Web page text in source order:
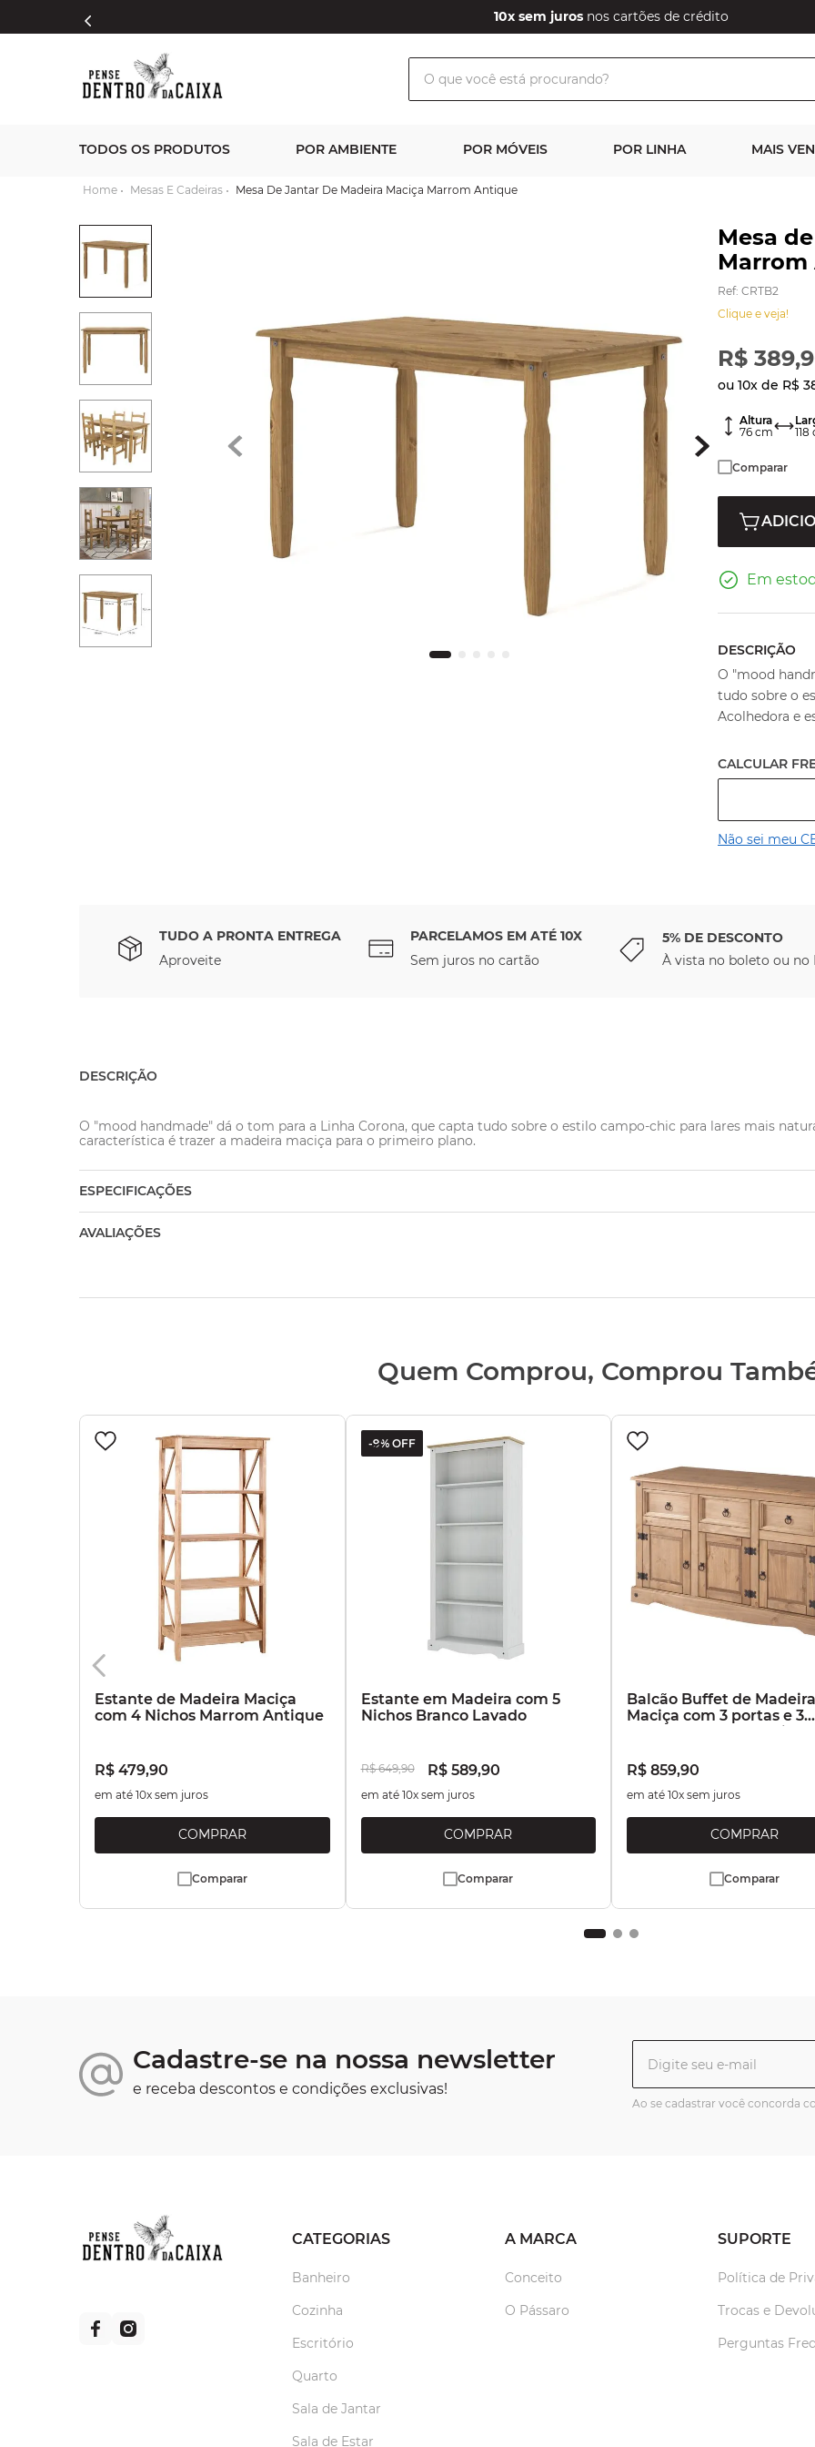
10x sem jurosnos cartões de crédito
O que você está procurando?
TODOS OS PRODUTOS POR AMBIENTE POR MÓVEIS POR LINHA MAIS
Mesas E Cadeiras Mesa De Jantar De Madeira Maciça Marrom Antique
Mesa
Ref: CRTB2
Clique e veja!
R$ 389,
ou 10x de R$
Altura
76 cm
118
Comparar
Em
DESCRIÇÃO
O "mood
tudo sobre o
Acolhedora e
Não sei meu
TUDO A PRONTA ENTREGA
Aproveite
PARCELAMOS EM ATÉ 10X
Sem juros no cartão
5% DE DESCONTO
À vista no boleto ou no
DESCRIÇÃO
O "mood handmade" dá o tom para a Linha Corona, que capta tudo sobre o estilo campo-chic para lares mais
característica é trazer a madeira maciça para o primeiro plano.
ESPECIFICAÇÕES
AVALIAÇÕES
Quem Comprou, Comprou
Estante de Madeira Maciça
com 4 Nichos Marrom Antique
R$ 479,90
em até 10x sem juros
Comparar
-9%OFF
Estante em Madeira com 5
Nichos Branco Lavado
R$ 649,90 R$ 589,90
em até 10x sem juros
Comparar
Balcão Buffet de Madeira
Maciça com 3 portas e 3
Gavetas Marrom Antique
R$ 859,90
em até 10x sem juros
Comparar
Cadastre-se na nossa newsletter
e receba descontos e condições exclusivas!
Ao se cadastrar você concorda
CATEGORIAS
Banheiro
Cozinha
Escritório
Quarto
Sala de Jantar
Sala de Estar
A MARCA
Conceito
O Pássaro
SUPORTE
Política de
Trocas e
Perguntas